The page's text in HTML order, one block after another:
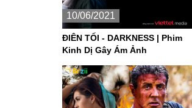
10/06/2021
ĐIÊN TỐI - DARKNESS | Phim
Kinh Dị Gây Ám Ảnh